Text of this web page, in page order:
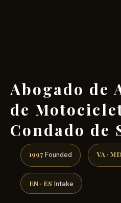
Abogado de
de
Condado de
1997 Founded VA ·
EN · ES Intake